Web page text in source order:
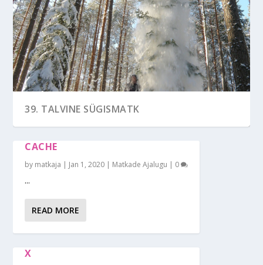
39. TALVINE SÜGISMATK
CACHE
by matkaja | Jan 1, 2020 | Matkade Ajalugu | 0
...
READ MORE
X